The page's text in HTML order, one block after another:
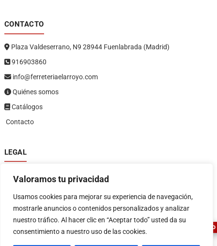
Valoramos tu privacidad
Usamos cookies para mejorar su experiencia de navegación,
mostrarle anuncios o contenidos personalizados y analizar
nuestro tráfico. Al hacer clic en “Aceptar todo” usted da su
consentimiento a nuestro uso de las cookies.
CONTACTO
Plaza Valdeserrano, N9 28944 Fuenlabrada (Madrid)
916903860
info@ferreteriaelarroyo.com
Quiénes somos
Catálogos
Contacto
LEGAL
Política de privacidad
Política de devoluciones y reembolsos
Términos y condiciones
Aviso legal
ASESOR FERRETERO